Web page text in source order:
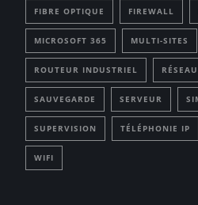
FIBRE OPTIQUE FIREWALL
MICROSOFT 365 MULTI-SITES
ROUTEUR INDUSTRIEL
SAUVEGARDE SERVEUR
SUPERVISION TÉLÉPHONIE IP
WIFI